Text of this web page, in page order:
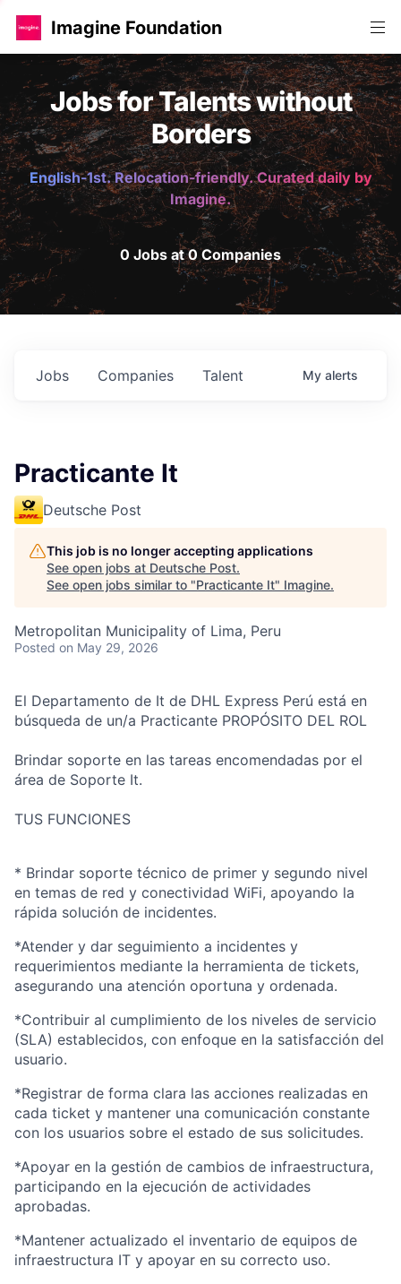
Imagine Foundation
Jobs for Talents without
Borders
English-1st. Relocation-friendly. Curated daily by
Imagine.
0 Jobs at 0 Companies
Jobs Companies Talent My alerts
Practicante It
Deutsche Post
This job is no longer accepting applications
See open jobs at Deutsche Post.
See open jobs similar to "Practicante It" Imagine.
Metropolitan Municipality of Lima, Peru
Posted on May 29, 2026
El Departamento de It de DHL Express Perú está en
búsqueda de un/a Practicante PROPÓSITO DEL ROL
Brindar soporte en las tareas encomendadas por el
área de Soporte It.
TUS FUNCIONES
* Brindar soporte técnico de primer y segundo nivel
en temas de red y conectividad WiFi, apoyando la
rápida solución de incidentes.
*Atender y dar seguimiento a incidentes y
requerimientos mediante la herramienta de tickets,
asegurando una atención oportuna y ordenada.
*Contribuir al cumplimiento de los niveles de servicio
(SLA) establecidos, con enfoque en la satisfacción del
usuario.
*Registrar de forma clara las acciones realizadas en
cada ticket y mantener una comunicación constante
con los usuarios sobre el estado de sus solicitudes.
*Apoyar en la gestión de cambios de infraestructura,
participando en la ejecución de actividades
aprobadas.
*Mantener actualizado el inventario de equipos de
infraestructura IT y apoyar en su correcto uso.